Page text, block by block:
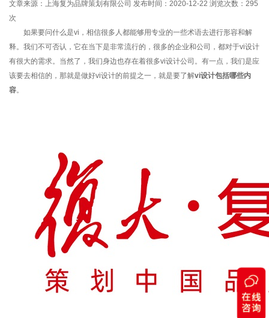
文章来源：上海复为品牌策划有限公司 发布时间：2020-12-22 浏览次数： 295
次
如果要问什么是vi，相信很多人都能够用专业的一些术语去进行形容和解
释。我们不可否认，它在当下是非常流行的，很多的企业和公司，都对于vi设计
有很大的需求。当然了，我们身边也存在着很多vi设计公司。有一点，我们是应
该要去相信的，那就是做好vi设计的前提之一，就是要了解vi设计包括哪些内
容。